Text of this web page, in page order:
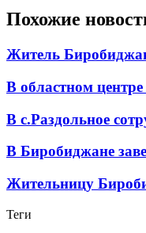
Похожие
Житель
В областном
В с.Раздольное
В Биробиджане
Жительницу
Теги